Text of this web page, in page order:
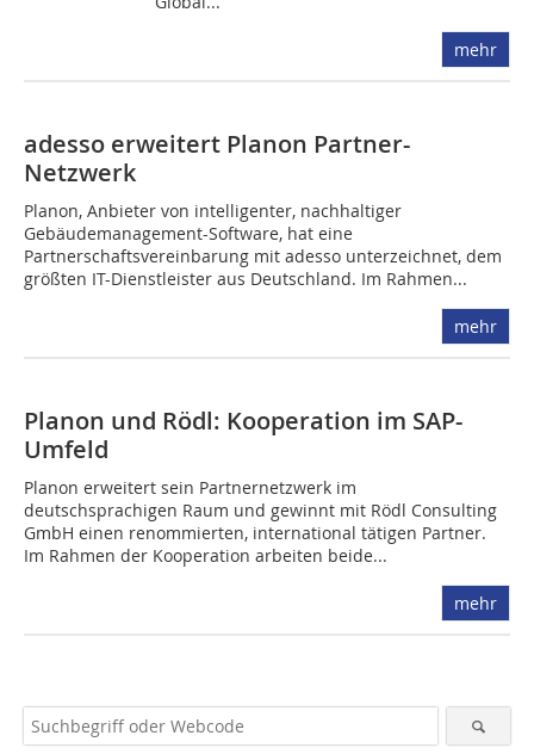
mehr
adesso erweitert Planon Partner-
Netzwerk
Planon, Anbieter von intelligenter, nachhaltiger
Gebäudemanagement-Software, hat eine
Partnerschaftsvereinbarung mit adesso unterzeichnet, dem
größten IT-Dienstleister aus Deutschland. Im Rahmen...
mehr
Planon und Rödl: Kooperation im SAP-
Umfeld
Planon erweitert sein Partnernetzwerk im
deutschsprachigen Raum und gewinnt mit Rödl Consulting
GmbH einen renommierten, international tätigen Partner.
Im Rahmen der Kooperation arbeiten beide...
mehr